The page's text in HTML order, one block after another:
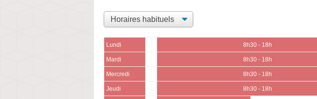
Lundi 8h30 - 18h
Mardi 8h30 - 18h
Mercredi 8h30 - 18h
Jeudi 8h30 - 18h